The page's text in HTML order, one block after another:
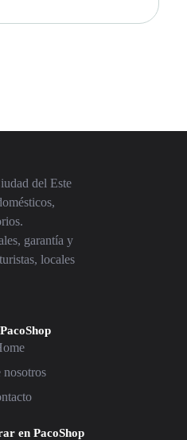
del Este
garantía y
locales
nosotros
en PacoShop